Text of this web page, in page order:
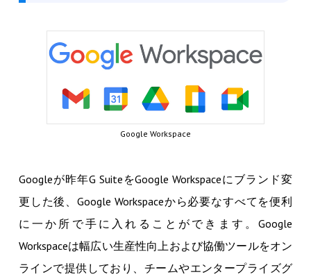
Google Workspace
Googleが昨年G SuiteをGoogle Workspaceにブランド変
更した後、Google Workspaceから必要なすべてを便利
に一か所で手に入れることができます。Google
Workspaceは幅広い生産性向上および協働ツールをオン
ラインで提供しており、チームやエンタープライズグ